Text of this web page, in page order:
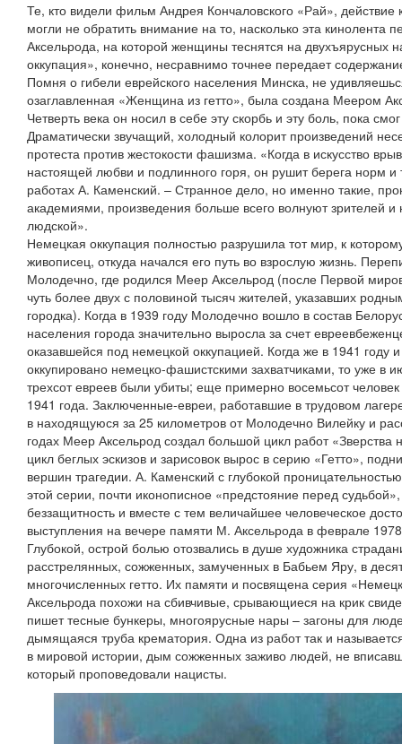
Те, кто видели фильм Андрея Кончаловского «Рай», действие
могли не обратить внимание на то, насколько эта кинолента
Аксельрода, на которой женщины теснятся на двухъярусных
оккупация», конечно, несравнимо точнее передает
Помня о гибели еврейского населения Минска, не
озаглавленная «Женщина из гетто», была создана Меером
Четверть века он носил в себе эту скорбь и эту боль, пока
Драматически звучащий, холодный колорит произведений
протеста против жестокости фашизма. «Когда в искусство
настоящей любви и подлинного горя, он рушит берега норм и
работах А. Каменский. – Странное дело, но именно такие,
академиями, произведения больше всего волнуют зрителей и
людской».
Немецкая оккупация полностью разрушила тот мир, к
живописец, откуда начался его путь во взрослую жизнь.
Молодечно, где родился Меер Аксельрод (после Первой
чуть более двух с половиной тысяч жителей, указавших
городка). Когда в 1939 году Молодечно вошло в состав
населения города значительно выросла за счет
оказавшейся под немецкой оккупацией. Когда же в 1941
оккупировано немецко-фашистскими захватчиками, то уже в
трехсот евреев были убиты; еще примерно восемьсот
1941 года. Заключенные-евреи, работавшие в трудовом
в находящуюся за 25 километров от Молодечно Вилейку и
годах Меер Аксельрод создал большой цикл работ «Зверства
цикл беглых эскизов и зарисовок вырос в серию «Гетто»,
вершин трагедии. А. Каменский с глубокой
этой серии, почти иконописное «предстояние перед
беззащитность и вместе с тем величайшее человеческое
выступления на вечере памяти М. Аксельрода в феврале
Глубокой, острой болью отозвались в душе художника
расстрелянных, сожженных, замученных в Бабьем Яру, в
многочисленных гетто. Их памяти и посвящена серия
Аксельрода похожи на сбивчивые, срывающиеся на крик
пишет тесные бункеры, многоярусные нары – загоны для
дымящаяся труба крематория. Одна из работ так и
в мировой истории, дым сожженных заживо людей, не
который проповедовали нацисты.